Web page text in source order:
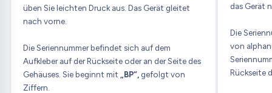
üben Sie leichten Druck aus. Das Gerät gleitet
nach vorne.
Die Seriennummer befindet sich auf dem
Aufkleber auf der Rückseite oder an der Seite des
Gehäuses. Sie beginnt mit
„BP“, gefolgt von
Ziffern.
das Gerät
Die
von
Rückseite